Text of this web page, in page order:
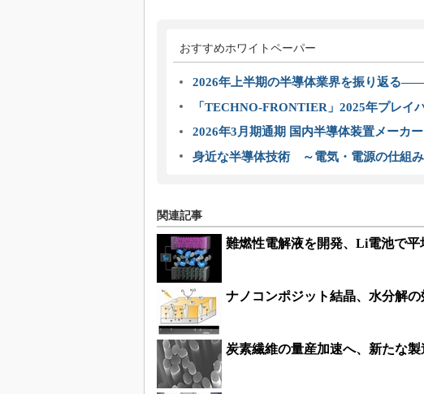
おすすめホワイトペーパー
2026年上半期の半導体業界を振り返る
「TECHNO-FRONTIER」2025年プレイ
2026年3月期通期 国内半導体装置メーカ
身近な半導体技術 ～電気・電源の仕組
関連記事
難燃性電解液を開発、Li電池で平
ナノコンポジット結晶、水分解の
炭素繊維の量産加速へ、新たな